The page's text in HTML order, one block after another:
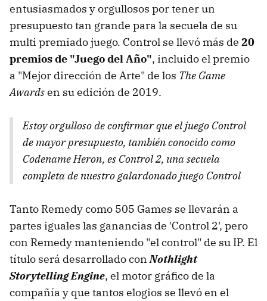
entusiasmados y orgullosos por tener un
presupuesto tan grande para la secuela de su
multi premiado juego. Control se llevó más de 20
premios de "Juego del Año", incluido el premio
a "Mejor dirección de Arte" de los The Game
Awardsen su edición de 2019.
Estoy orgulloso de confirmar que el juego Control
de mayor presupuesto, también conocido como
Codename Heron, es Control 2, una secuela
completa de nuestro galardonado juego Control
Tanto Remedy como 505 Games se llevarán a
partes iguales las ganancias de 'Control 2', pero
con Remedy manteniendo "el control" de su IP. El
título será desarrollado conNothlight
Storytelling Engine, el motor gráfico de la
compañía y que tantos elogios se llevó en el